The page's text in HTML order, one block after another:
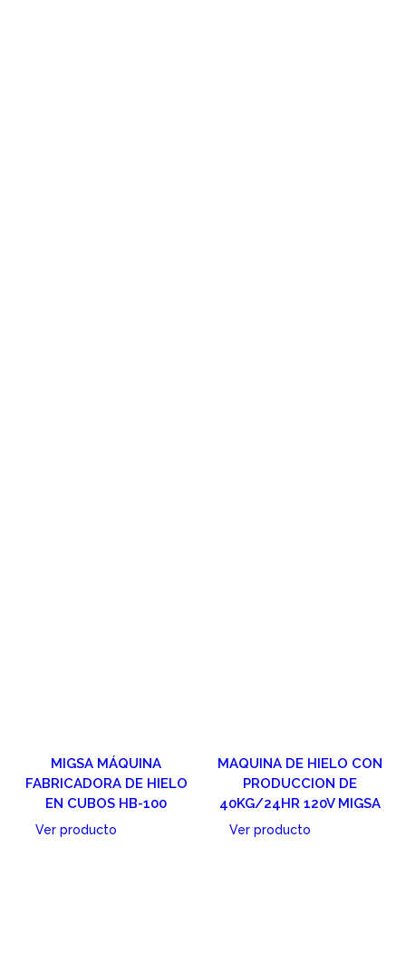
MIGSA MÁQUINA
FABRICADORA DE HIELO
EN CUBOS HB-100
Ver producto
MAQUINA DE HIELO CON
PRODUCCION DE
40KG/24HR 120V MIGSA
Ver producto